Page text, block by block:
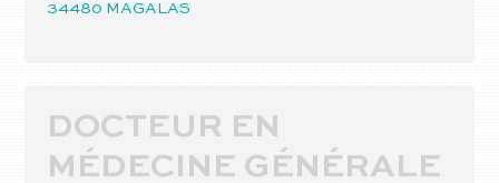
34480 MAGALAS
DOCTEUR EN
MÉDECINE GÉNÉRALE